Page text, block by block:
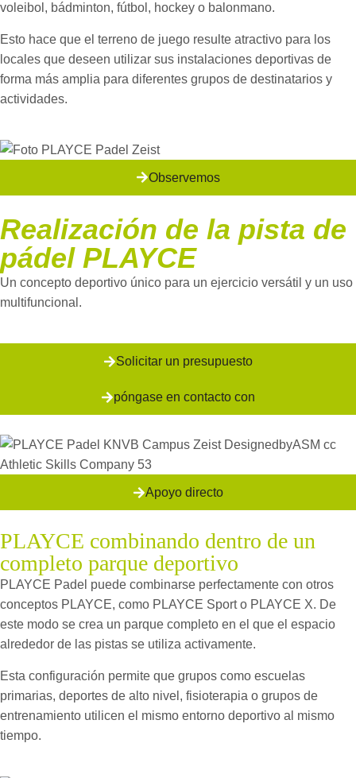
voleibol, bádminton, fútbol, hockey o balonmano.
Esto hace que el terreno de juego resulte atractivo para los
locales que deseen utilizar sus instalaciones deportivas de
forma más amplia para diferentes grupos de destinatarios y
actividades.
Observemos
Realización de la pista de
pádel PLAYCE
Un concepto deportivo único para un ejercicio versátil y un uso
multifuncional.
Solicitar un presupuesto
póngase en contacto con
Apoyo directo
PLAYCE combinando dentro de un
completo parque deportivo
PLAYCE Padel puede combinarse perfectamente con otros
conceptos PLAYCE, como PLAYCE Sport o PLAYCE X. De
este modo se crea un parque completo en el que el espacio
alrededor de las pistas se utiliza activamente.
Esta configuración permite que grupos como escuelas
primarias, deportes de alto nivel, fisioterapia o grupos de
entrenamiento utilicen el mismo entorno deportivo al mismo
tiempo.